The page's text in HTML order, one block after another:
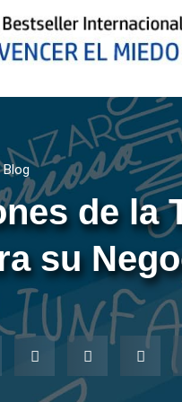
Blog
de la
su